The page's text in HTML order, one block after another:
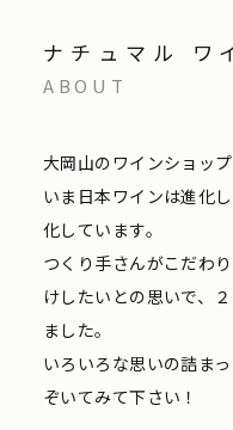
ナチュマル ワ
ABOUT
大岡山のワインショップ
いま日本ワインは進化
化しています。
つくり手さんがこだわ
けしたいとの思いで、
ました。
いろいろな思いの詰ま
ぞいてみて下さい！